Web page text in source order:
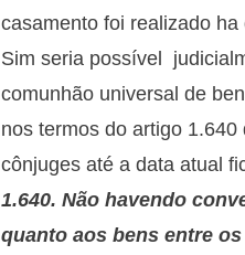
casamento foi realizado
Sim seria possível
comunhão universal de
nos termos do artigo 1.640
cônjuges até a data atual
1.640. Não havendo
quanto aos bens entre